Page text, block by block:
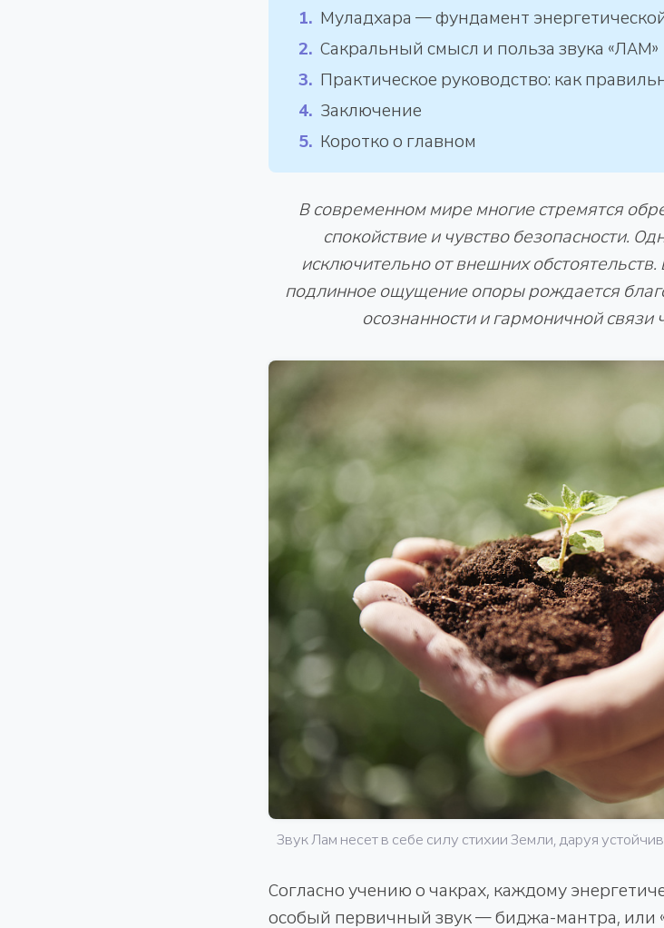
Муладхара — фундамент
Сакральный смысл и польза звука «ЛАМ»
Практическое руководство: как
Заключение
Коротко о главном
В современном мире многие стремятся
спокойствие и чувство безопасности.
исключительно от внешних обстоятельств.
подлинное ощущение опоры рождается
осознанности и гармоничной связи
Звук Лам несет в себе силу стихии Земли, даруя
Согласно учению о чакрах, каждому
особый первичный звук — биджа-мантра, или